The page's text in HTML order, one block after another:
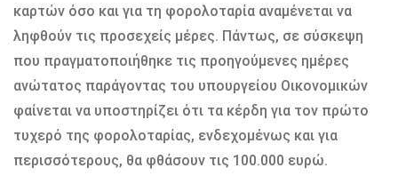
καρτών όσο και για τη φορολοταρία αναμένεται να
ληφθούν τις προσεχείς μέρες. Πάντως, σε σύσκεψη
που πραγματοποιήθηκε τις προηγούμενες ημέρες
ανώτατος παράγοντας του υπουργείου Οικονομικών
φαίνεται να υποστηρίζει ότι τα κέρδη για τον πρώτο
τυχερό της φορολοταρίας, ενδεχομένως και για
περισσότερους, θα φθάσουν τις 100.000 ευρώ.